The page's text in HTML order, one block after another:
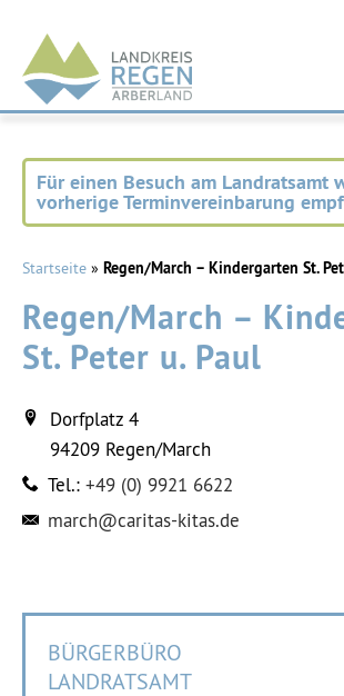
Landkreis
Regen
Für einen Besuch am Landratsamt
vorherige Terminvereinbarung
Startseite » Regen/March – Kindergarten St.
Regen/March –
St. Peter u. Paul
Dorfplatz 4
94209 Regen/March
Tel.: +49 (0) 9921 6622
march@caritas-kitas.de
BÜRGERBÜRO
LANDRATSAMT